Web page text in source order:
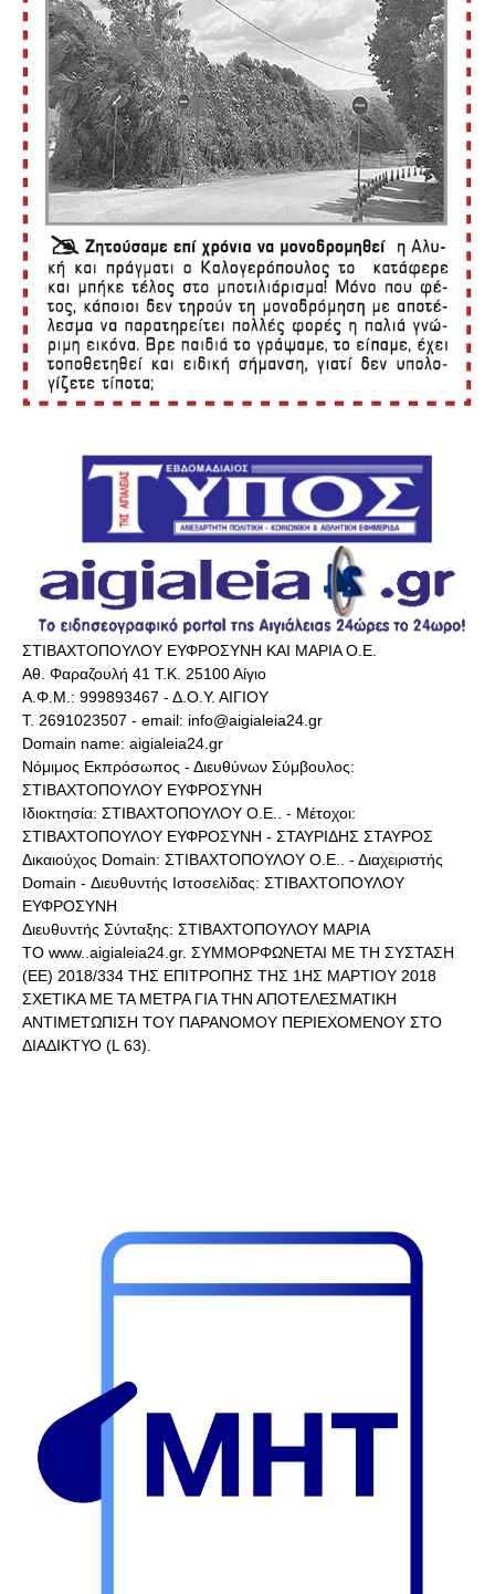
ΣΤΙΒΑΧΤΟΠΟΥΛΟΥ ΕΥΦΡΟΣΥΝΗ ΚΑΙ ΜΑΡΙΑ Ο.Ε.
Αθ. Φαραζουλή 41 Τ.Κ. 25100 Αίγιο
Α.Φ.Μ.: 999893467 - Δ.Ο.Υ. ΑΙΓΙΟΥ
Τ. 2691023507 - email: info@aigialeia24.gr
Domain name: aigialeia24.gr
Νόμιμος Εκπρόσωπος - Διευθύνων Σύμβουλος:
ΣΤΙΒΑΧΤΟΠΟΥΛΟΥ ΕΥΦΡΟΣΥΝΗ
Ιδιοκτησία: ΣΤΙΒΑΧΤΟΠΟΥΛΟΥ Ο.Ε.. - Μέτοχοι:
ΣΤΙΒΑΧΤΟΠΟΥΛΟΥ ΕΥΦΡΟΣΥΝΗ - ΣΤΑΥΡΙΔΗΣ ΣΤΑΥΡΟΣ
Δικαιούχος Domain: ΣΤΙΒΑΧΤΟΠΟΥΛΟΥ Ο.Ε.. - Διαχειριστής
Domain - Διευθυντής Ιστοσελίδας: ΣΤΙΒΑΧΤΟΠΟΥΛΟΥ
ΕΥΦΡΟΣΥΝΗ
Διευθυντής Σύνταξης: ΣΤΙΒΑΧΤΟΠΟΥΛΟΥ ΜΑΡΙΑ
ΤΟ www..aigialeia24.gr. ΣΥΜΜΟΡΦΩΝΕΤΑΙ ΜΕ ΤΗ ΣΥΣΤΑΣΗ
(ΕΕ) 2018/334 ΤΗΣ ΕΠΙΤΡΟΠΗΣ ΤΗΣ 1ΗΣ ΜΑΡΤΙΟΥ 2018
ΣΧΕΤΙΚΑ ΜΕ ΤΑ ΜΕΤΡΑ ΓΙΑ ΤΗΝ ΑΠΟΤΕΛΕΣΜΑΤΙΚΗ
ΑΝΤΙΜΕΤΩΠΙΣΗ ΤΟΥ ΠΑΡΑΝΟΜΟΥ ΠΕΡΙΕΧΟΜΕΝΟΥ ΣΤΟ
ΔΙΑΔΙΚΤΥΟ (L 63).